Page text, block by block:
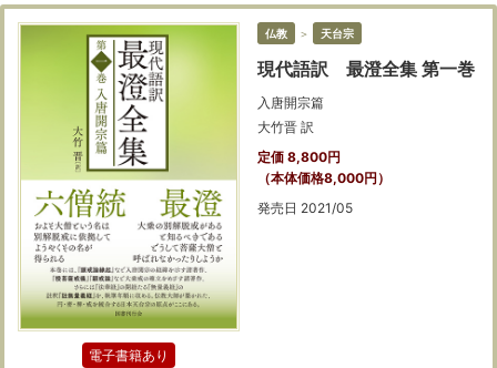
電子書籍あり
仏教 ＞ 天台宗
現代語訳 最澄全集 第一巻
入唐開宗篇
大竹晋 訳
定価 8,800円
（本体価格8,000円）
発売日 2021/05